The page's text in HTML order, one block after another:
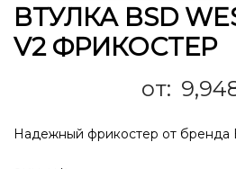
ВТУЛКА BSD
V2 ФРИКОСТЕР
от:
Надежный фрикостер от бренда